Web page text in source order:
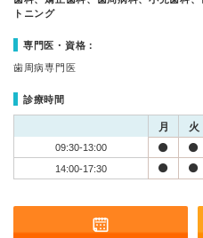
トニング
専門医・資格：
歯周病専門医
診療時間
月 火
09:30-13:00
14:00-17:30